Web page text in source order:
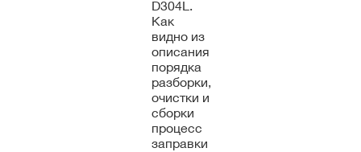
D304L.
Как
видно из
описания
порядка
разборки,
очистки и
сборки
процесс
заправки